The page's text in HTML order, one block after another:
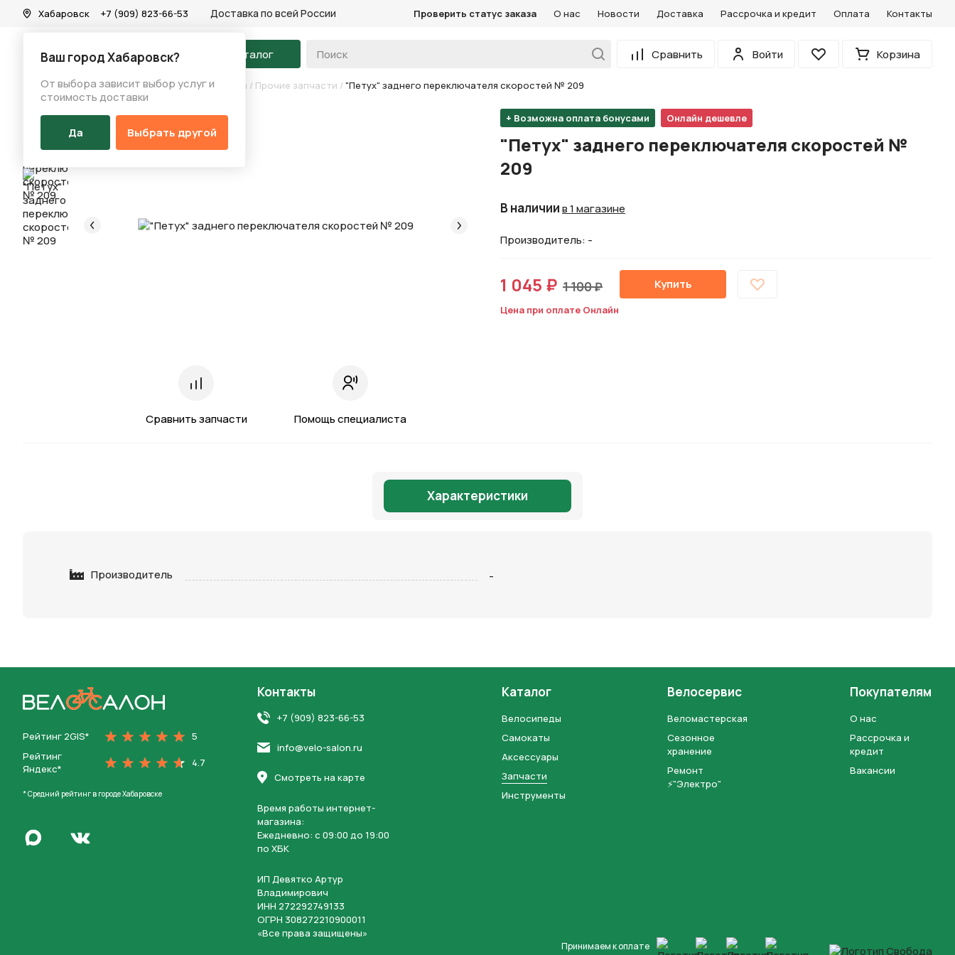
Хабаровск
Ваш город Хабаровск?
От выбора зависит выбор услуг и
стоимость доставки
Да Выбрать другой
+7 (909) 823-66-53 Доставка по всей России Проверить статус заказа О нас Новости Доставка Рассрочка и кредит Оплата Контакты
На главную Каталог Сравнить
Войти
Избранное Корзина
Каталог/Запчасти/Переключение скоростей / Прочие запчасти / "Петух" заднего переключателя скоростей № 209
Сравнить запчасти Помощь специалиста
+ Возможна оплата бонусами Онлайн дешевле
"Петух" заднего переключателя скоростей №
209
В наличиив 1 магазине
Производитель: -
1 045 ₽ 1 100 ₽ Купить
Цена при оплате Онлайн
Характеристики
Производитель -
Рейтинг 2GIS*
5
Рейтинг
Яндекс*
4.7
* Средний рейтинг в городе Хабаровске
Написать в MaxПерейти во Вконтакте
Контакты
+7 (909) 823-66-53
info@velo-salon.ru
Смотреть на карте
Время работы интернет-
магазина:
Ежедневно: c 09:00 до 19:00
по ХБК
ИП Девятко Артур
Владимирович
ИНН 272292749133
ОГРН 308272210900011
«Все права защищены»
Каталог
Велосипеды
Самокаты
Аксессуары
Запчасти
Инструменты
Велосервис
Веломастерская
Сезонное
хранение
Ремонт
⚡"Электро"
Покупателям
О нас
Рассрочка и
кредит
Вакансии
Принимаем к оплате
Отправить